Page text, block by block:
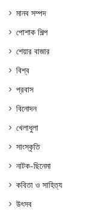
মানব সম্পদ
পোশাক শিল্প
শেয়ার বাজার
বিশ্ব
প্রবাস
বিনোদন
খেলাধুলা
সাংস্কৃতি
নাটক-ছিনেমা
কবিতা ও সাহিত্য
উৎসব